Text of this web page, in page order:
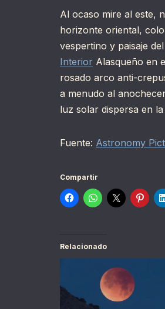
Al ocaso mire al este,
horizonte oriental,
vespertino y paisaje
Interior Alasqueño en
rosado arco anti-
a menudo al
luz solar dispersa en
Fuente: Astronomy
Compartir
Relacionado